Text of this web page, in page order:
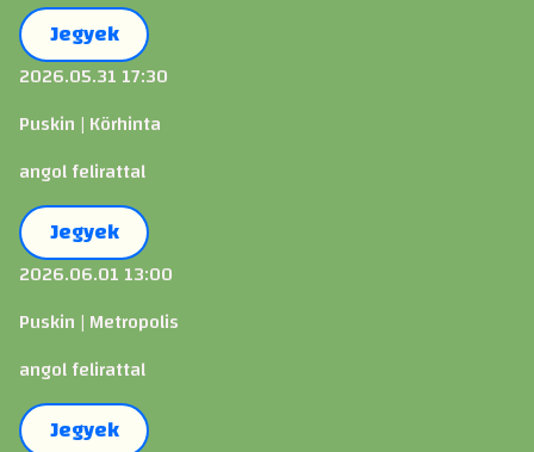
Jegyek
2026.05.31 17:30
Puskin | Körhinta
angol felirattal
Jegyek
2026.06.01 13:00
Puskin | Metropolis
angol felirattal
Jegyek